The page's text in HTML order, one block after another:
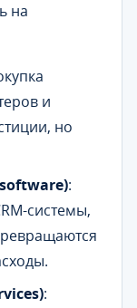
на
и
но
:
системы,
: